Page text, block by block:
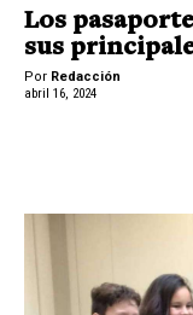
Los
sus
Por Redacción
abril 16, 2024